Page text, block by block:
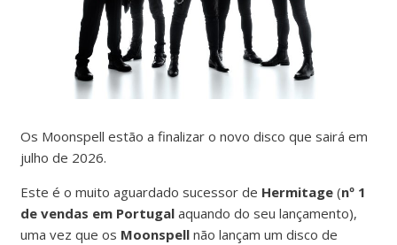
Os Moonspell estão a finalizar o novo disco que sairá em
julho de 2026.
Este é o muito aguardado sucessor de Hermitage(nº 1
de vendas em Portugalaquando do seu lançamento),
uma vez que os Moonspellnão lançam um disco de